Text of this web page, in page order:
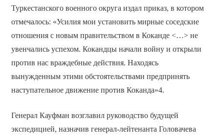
Туркестанского военного округа издал приказ, в котором
отмечалось: «Усилия мои установить мирные соседские
отношения с новым правительством в Коканде <…> не
увенчались успехом. Кокандцы начали войну и открыли
против нас враждебные действия. Находясь
вынужденным этими обстоятельствами предпринять
наступательное движение против Коканда»4.
Генерал Кауфман возглавил руководство будущей
экспедицией, назначив генерал-лейтенанта Головачева